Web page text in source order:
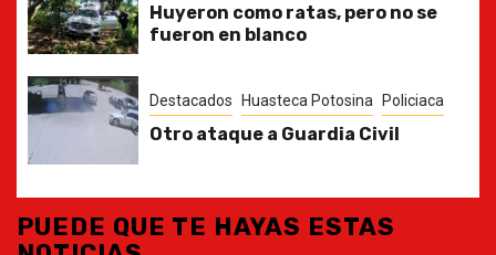
Huyeron como ratas, pero no se
fueron en blanco
Destacados Huasteca Potosina Policiaca
Otro ataque a Guardia Civil
PUEDE QUE TE HAYAS ESTAS